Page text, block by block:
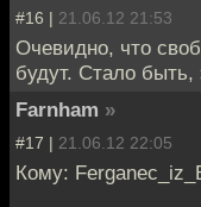
#16 | 21.06.12 21:53
Очевидно, что
будут. Стало быть,
Farnham »
#17 | 21.06.12 22:05
Кому: